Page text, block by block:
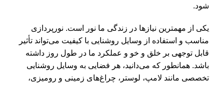
شود.
یکی از مهمترین نیازها در زندگی ما نور است. نورپردازی
مناسب و استفاده از وسایل روشنایی با کیفیت می‌تواند تأثیر
قابل توجهی بر خلق و خو و عملکرد ما در طول روز داشته
باشد. همانطور که می‌دانید، هر فضایی به وسایل روشنایی
تخصصی مانند لامپ، لوستر، چراغ‌های زمینی و رومیزی،